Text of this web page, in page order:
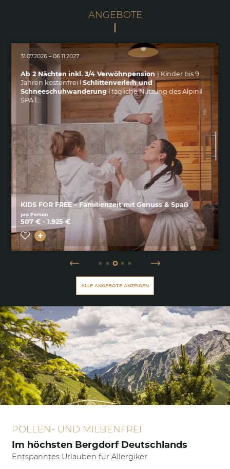
ANGEBOTE
31.07.2026 – 06.11.2027
Ab 2 Nächten inkl. 3/4 Verwöhnpension | Kinder bis 9
Jahren kostenfrei lSchlittenverleih und
Schneeschuhwanderung l tägliche Nutzung des Alpin-
SPA l…
KIDS FOR FREE – Familienzeit mit Genuss & Spaß
pro Person
507 € - 1.925 €
ALLE ANGEBOTE ANZEIGEN
POLLEN- UND MILBENFREI
Im höchsten Bergdorf Deutschlands
Entspanntes Urlauben für Allergiker